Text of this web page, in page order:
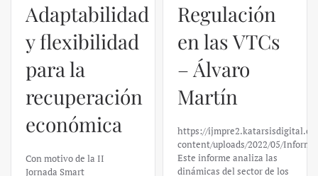
Adaptabilidad
y flexibilidad
para la
recuperación
económica
Con motivo de la II
Jornada Smart
Regulación
en las VTCs
– Álvaro
Martín
https://
content/uploads/2022/05/
Este informe analiza las
dinámicas del sector de los